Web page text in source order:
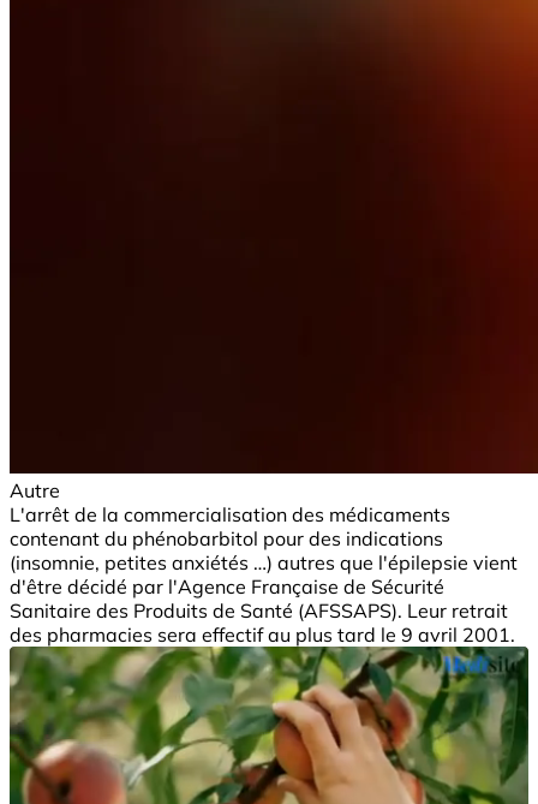
Autre
L'arrêt de la commercialisation des médicaments
contenant du phénobarbitol pour des indications
(insomnie, petites anxiétés …) autres que l'épilepsie vient
d'être décidé par l'Agence Française de Sécurité
Sanitaire des Produits de Santé (AFSSAPS). Leur retrait
des pharmacies sera effectif au plus tard le 9 avril 2001.